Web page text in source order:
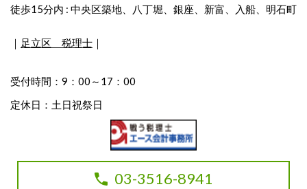
徒歩15分内 : 中央区築地、八丁堀、銀座、新富、入船、明石町
｜ 足立区 税理士 ｜
受付時間：9：00～17：00
定休日：土日祝祭日
03-3516-8941